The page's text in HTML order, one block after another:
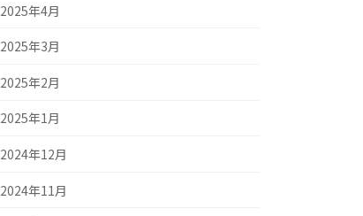
2025年4月
2025年3月
2025年2月
2025年1月
2024年12月
2024年11月